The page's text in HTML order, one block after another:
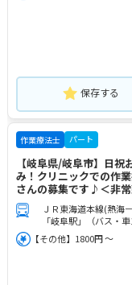
保存する
作業療法士 パート
【岐阜県/岐阜市】日祝
み！クリニックでの作
さんの募集です♪＜非
ＪＲ東海道本線(熱海
「岐阜駅」（バス・車
【その他】1800円 ～